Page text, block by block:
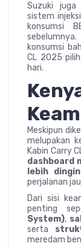
Suzuki juga
sistem
konsumsi
konsumsi
CL 2025
hari.
Meskipun
melupakan
Kabin Carry
dashboard
lebih dingin
perjalanan
Dari sisi
penting
System),
serta
meredam